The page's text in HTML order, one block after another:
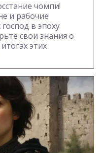
чомпи!
и рабочие
в эпоху
свои знания о
этих